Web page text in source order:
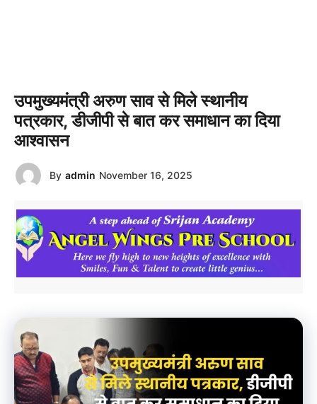
उपमुख्यमंत्री अरुण साव से मिले स्थानीय
पत्रकार, डीजीपी से बात कर समाधान का दिया
आश्वासन
By admin November 16, 2025